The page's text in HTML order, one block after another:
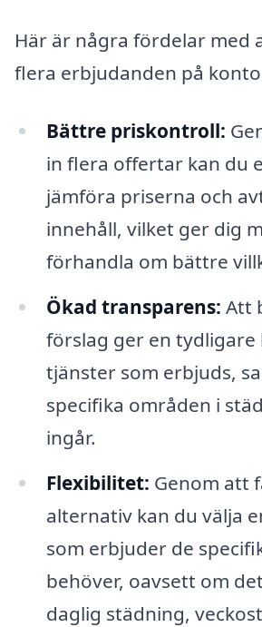
Här är några fördelar med
flera erbjudanden på
Bättre priskontroll:
in flera offertar kan du
jämföra priserna och
innehåll, vilket ger dig
förhandla om bättre
Ökad transparens: Att
förslag ger en tydligare
tjänster som erbjuds,
specifika områden i
ingår.
Flexibilitet: Genom att
alternativ kan du välja
som erbjuder de
behöver, oavsett om
daglig städning,